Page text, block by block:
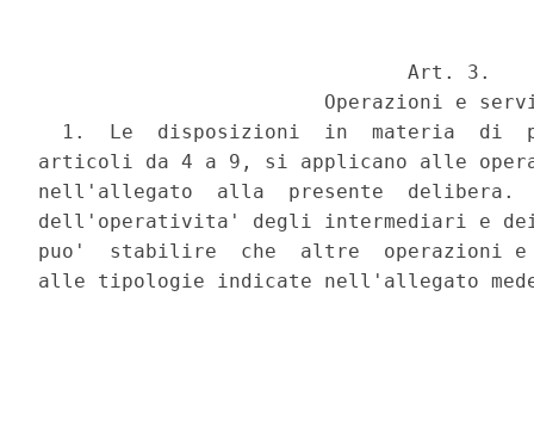
                               Art. 3.
Operazioni e
1.  Le  disposizioni  in  materia  di
articoli da 4 a 9, si applicano alle
nell'allegato  alla  presente  delibera.
dell'operativita' degli intermediari e
puo'  stabilire  che  altre  operazioni